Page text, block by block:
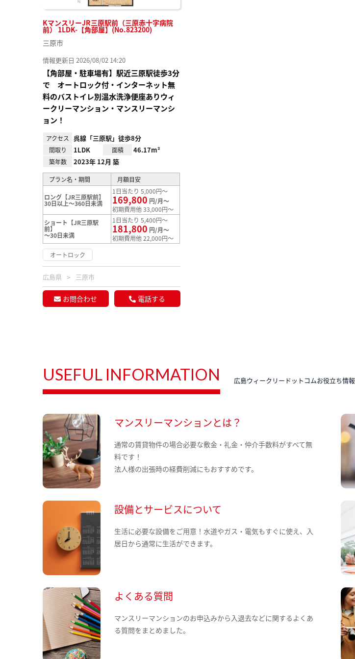
KマンスリーJR三原駅前（三原赤十字病院
前） 1LDK-【角部屋】(No.823200)
三原市
情報更新日 2026/08/02 14:20
【角部屋・駐車場有】駅近三原駅徒歩3分
で オートロック付・インターネット無
料のバストイレ別温水洗浄便座ありウィ
ークリーマンション・マンスリーマンシ
ョン！
アクセス 呉線「三原駅」徒歩8分
間取り 1LDK 面積 46.17m²
築年数 2023年 12月 築
プラン名・期間 月額目安
ロング【JR三原駅前】
30日以上～360日未満
1日当たり 5,000円～
169,800 円/月～
初期費用他 33,000円～
ショート【JR三原駅
前】
～30日未満
1日当たり 5,400円～
181,800 円/月～
初期費用他 22,000円～
オートロック
広島県 三原市
お問合わせ 電話する
USEFUL INFORMATION 広島ウィークリードットコムお役立ち情報
マンスリーマンションとは？
通常の賃貸物件の場合必要な敷金・礼金・仲介手数料がすべて無
料です！
法人様の出張時の経費削減にもおすすめです。
設備とサービスについて
生活に必要な設備をご用意！水道やガス・電気もすぐに使え、入
居日から通常に生活ができます。
よくある質問
マンスリーマンションのお申込みから入退去などに関するよくあ
る質問をまとめました。